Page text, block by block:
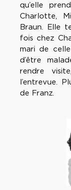
qu’elle
Charlotte,
Braun. Elle
fois chez
mari de
d’être
rendre
l’entrevue.
de Franz.